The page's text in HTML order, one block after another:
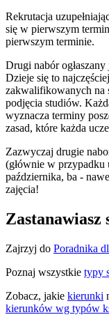
Rekrutacja
się w pierwszym
pierwszym terminie.
Drugi nabór
Dzieje się to
zakwalifikowanych na
podjęcia studiów.
wyznacza terminy
zasad, które każda
Zazwyczaj drugie
(głównie w
października, ba -
zajęcia!
Zastanawiasz
Zajrzyj do Poradnika
Poznaj wszystkie typy
Zobacz, jakie kierunki
kierunków wg typów